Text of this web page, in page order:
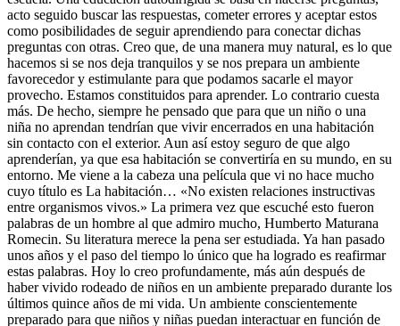
acto seguido buscar las respuestas, cometer errores y aceptar estos
como posibilidades de seguir aprendiendo para conectar dichas
preguntas con otras. Creo que, de una manera muy natural, es lo que
hacemos si se nos deja tranquilos y se nos prepara un ambiente
favorecedor y estimulante para que podamos sacarle el mayor
provecho. Estamos constituidos para aprender. Lo contrario cuesta
más. De hecho, siempre he pensado que para que un niño o una
niña no aprendan tendrían que vivir encerrados en una habitación
sin contacto con el exterior. Aun así estoy seguro de que algo
aprenderían, ya que esa habitación se convertiría en su mundo, en su
entorno. Me viene a la cabeza una película que vi no hace mucho
cuyo título es La habitación… «No existen relaciones instructivas
entre organismos vivos.» La primera vez que escuché esto fueron
palabras de un hombre al que admiro mucho, Humberto Maturana
Romecin. Su literatura merece la pena ser estudiada. Ya han pasado
unos años y el paso del tiempo lo único que ha logrado es reafirmar
estas palabras. Hoy lo creo profundamente, más aún después de
haber vivido rodeado de niños en un ambiente preparado durante los
últimos quince años de mi vida. Un ambiente conscientemente
preparado para que niños y niñas puedan interactuar en función de